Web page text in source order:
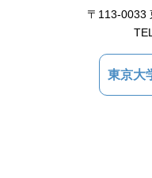
〒113-0033
東京大